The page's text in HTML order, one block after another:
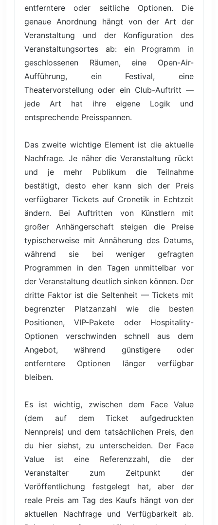
entferntere oder seitliche Optionen. Die
genaue Anordnung hängt von der Art der
Veranstaltung und der Konfiguration des
Veranstaltungsortes ab: ein Programm in
geschlossenen Räumen, eine Open-Air-
Aufführung, ein Festival, eine
Theatervorstellung oder ein Club-Auftritt —
jede Art hat ihre eigene Logik und
entsprechende Preisspannen.
Das zweite wichtige Element ist die aktuelle
Nachfrage. Je näher die Veranstaltung rückt
und je mehr Publikum die Teilnahme
bestätigt, desto eher kann sich der Preis
verfügbarer Tickets auf Cronetik in Echtzeit
ändern. Bei Auftritten von Künstlern mit
großer Anhängerschaft steigen die Preise
typischerweise mit Annäherung des Datums,
während sie bei weniger gefragten
Programmen in den Tagen unmittelbar vor
der Veranstaltung deutlich sinken können. Der
dritte Faktor ist die Seltenheit — Tickets mit
begrenzter Platzanzahl wie die besten
Positionen, VIP-Pakete oder Hospitality-
Optionen verschwinden schnell aus dem
Angebot, während günstigere oder
entferntere Optionen länger verfügbar
bleiben.
Es ist wichtig, zwischen dem Face Value
(dem auf dem Ticket aufgedruckten
Nennpreis) und dem tatsächlichen Preis, den
du hier siehst, zu unterscheiden. Der Face
Value ist eine Referenzzahl, die der
Veranstalter zum Zeitpunkt der
Veröffentlichung festgelegt hat, aber der
reale Preis am Tag des Kaufs hängt von der
aktuellen Nachfrage und Verfügbarkeit ab.